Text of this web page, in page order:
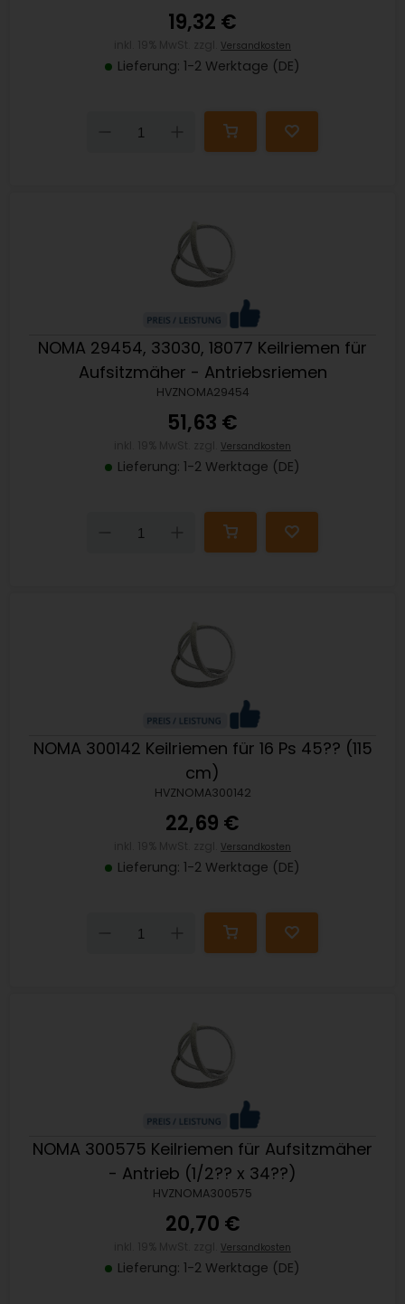
19,32 €
Versandkosten
Lieferung: 1-2 Werktage (DE)
Down
NOMA 29454, 33030, 18077 Keilriemen für
Aufsitzmäher - Antriebsriemen
HVZNOMA29454
51,63 €
Versandkosten
Lieferung: 1-2 Werktage (DE)
Down
NOMA 300142 Keilriemen für 16 Ps 45?? (115
cm)
HVZNOMA300142
22,69 €
Versandkosten
Lieferung: 1-2 Werktage (DE)
Down
NOMA 300575 Keilriemen für Aufsitzmäher
- Antrieb (1/2?? x 34??)
HVZNOMA300575
20,70 €
Versandkosten
Lieferung: 1-2 Werktage (DE)